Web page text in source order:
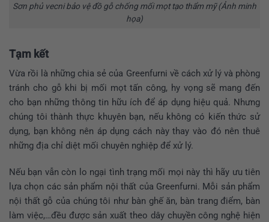
Sơn phủ vecni bảo vệ đồ gỗ chống mối mọt tạo thẩm mỹ (Ảnh minh
họa)
Tạm kết
Vừa rồi là những chia sẻ của Greenfurni về cách xử lý và phòng
tránh cho gỗ khi bị mối mọt tấn công, hy vọng sẽ mang đến
cho bạn những thông tin hữu ích để áp dụng hiệu quả. Nhưng
chúng tôi thành thực khuyên bạn, nếu không có kiến thức sử
dụng, bạn không nên áp dụng cách này thay vào đó nên thuê
những địa chỉ diệt mối chuyên nghiệp để xử lý.
Nếu bạn vẫn còn lo ngại tình trạng mối mọi này thì hãy ưu tiên
lựa chọn các sản phẩm nội thất của Greenfurni. Mỗi sản phẩm
nội thất gỗ của chúng tôi như bàn ghế ăn, bàn trang điểm, bàn
làm việc,…đều được sản xuất theo dây chuyền công nghệ hiện